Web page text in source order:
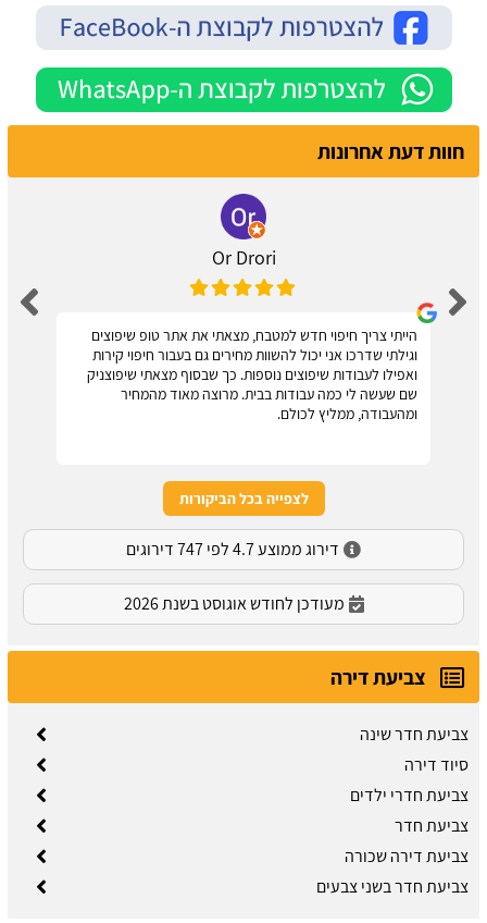
חוות דעת אחרונות
Or Drori
הייתי צריך חיפוי חדש למטבח, מצאתי את אתר טופ שיפוצים
וגילתי שדרכו אני יכול להשוות מחירים גם בעבור חיפוי קירות
ואפילו לעבודות שיפוצים נוספות. כך שבסוף מצאתי שיפוצניק
שם שעשה לי כמה עבודות בבית. מרוצה מאוד מהמחיר
ומהעבודה, ממליץ לכולם.
לצפייה בכל הביקורות
דירוג ממוצע 4.7 לפי 747 דירוגים
מעודכן לחודש אוגוסט בשנת 2026
צביעת דירה
צביעת חדר שינה
סיוד דירה
צביעת חדרי ילדים
צביעת חדר
צביעת דירה שכורה
צביעת חדר בשני צבעים